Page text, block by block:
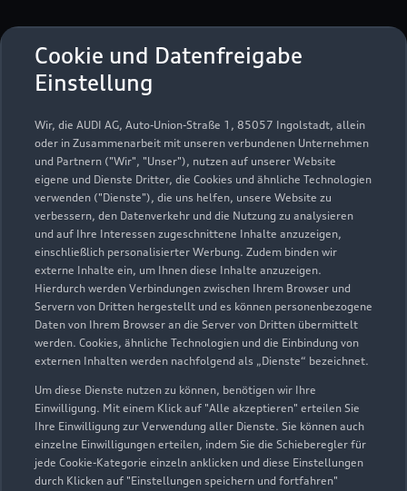
Cookie und Datenfreigabe
Einstellung
Wir, die AUDI AG, Auto-Union-Straße 1, 85057 Ingolstadt, allein
oder in Zusammenarbeit mit unseren verbundenen Unternehmen
und Partnern ("Wir", "Unser"), nutzen auf unserer Website
eigene und Dienste Dritter, die Cookies und ähnliche Technologien
verwenden ("Dienste"), die uns helfen, unsere Website zu
verbessern, den Datenverkehr und die Nutzung zu analysieren
und auf Ihre Interessen zugeschnittene Inhalte anzuzeigen,
einschließlich personalisierter Werbung. Zudem binden wir
externe Inhalte ein, um Ihnen diese Inhalte anzuzeigen.
Hierdurch werden Verbindungen zwischen Ihrem Browser und
Servern von Dritten hergestellt und es können personenbezogene
Daten von Ihrem Browser an die Server von Dritten übermittelt
werden. Cookies, ähnliche Technologien und die Einbindung von
externen Inhalten werden nachfolgend als „Dienste“ bezeichnet.
Um diese Dienste nutzen zu können, benötigen wir Ihre
Einwilligung. Mit einem Klick auf "Alle akzeptieren" erteilen Sie
Ihre Einwilligung zur Verwendung aller Dienste. Sie können auch
einzelne Einwilligungen erteilen, indem Sie die Schieberegler für
jede Cookie-Kategorie einzeln anklicken und diese Einstellungen
durch Klicken auf "Einstellungen speichern und fortfahren"
Öffnungszeiten
Geschlossen ,öffnet am Montag 08:00
Service
Geschlossen,öffnet am Montag 06:30